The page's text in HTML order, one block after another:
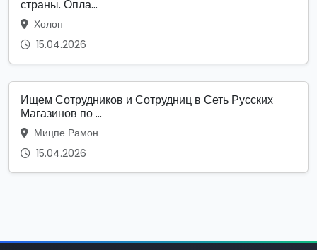
страны. Опла...
Холон
15.04.2026
Ищем Сотрудников и Сотрудниц в Сеть Русских
Магазинов по ...
Мицпе Рамон
15.04.2026